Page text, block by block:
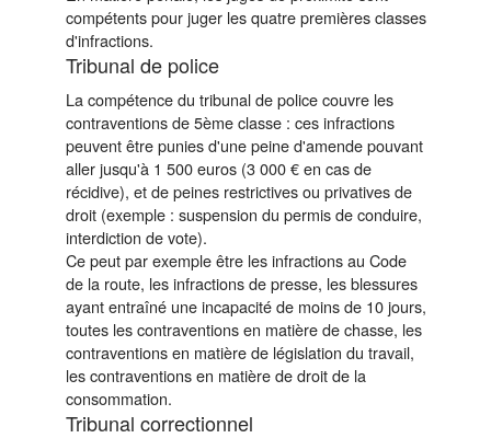
compétents pour juger les quatre premières classes
d'infractions.
Tribunal de police
La compétence du tribunal de police couvre les
contraventions de 5ème classe : ces infractions
peuvent être punies d'une peine d'amende pouvant
aller jusqu'à 1 500 euros (3 000 € en cas de
récidive), et de peines restrictives ou privatives de
droit (exemple : suspension du permis de conduire,
interdiction de vote).
Ce peut par exemple être les infractions au Code
de la route, les infractions de presse, les blessures
ayant entraîné une incapacité de moins de 10 jours,
toutes les contraventions en matière de chasse, les
contraventions en matière de législation du travail,
les contraventions en matière de droit de la
consommation.
Tribunal correctionnel